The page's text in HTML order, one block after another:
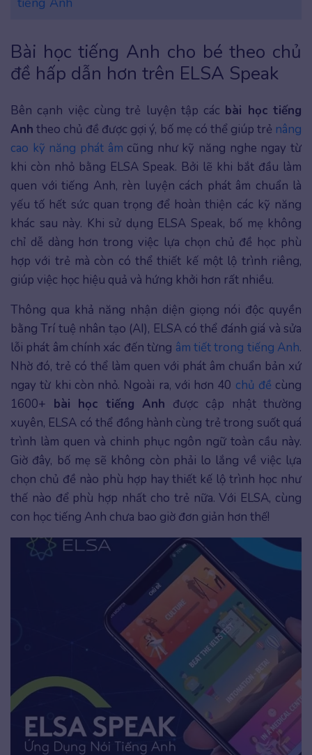
Bài học tiếng Anh cho bé theo chủ
đề hấp dẫn hơn trên ELSA Speak
Bên cạnh việc cùng trẻ luyện tập các bài học tiếng
Anh theo chủ đề được gợi ý, bố mẹ có thể giúp trẻ nâng
cao kỹ năng phát âm cũng như kỹ năng nghe ngay từ
khi còn nhỏ bằng ELSA Speak. Bởi lẽ khi bắt đầu làm
quen với tiếng Anh, rèn luyện cách phát âm chuẩn là
yếu tố hết sức quan trọng để hoàn thiện các kỹ năng
khác sau này. Khi sử dụng ELSA Speak, bố mẹ không
chỉ dễ dàng hơn trong việc lựa chọn chủ đề học phù
hợp với trẻ mà còn có thể thiết kế một lộ trình riêng,
giúp việc học hiệu quả và hứng khởi hơn rất nhiều.
Thông qua khả năng nhận diện giọng nói độc quyền
bằng Trí tuệ nhân tạo (AI), ELSA có thể đánh giá và sửa
lỗi phát âm chính xác đến từng âm tiết trong tiếng Anh.
Nhờ đó, trẻ có thể làm quen với phát âm chuẩn bản xứ
ngay từ khi còn nhỏ. Ngoài ra, với hơn 40 chủ đề cùng
1600+ bài học tiếng Anh được cập nhật thường
xuyên, ELSA có thể đồng hành cùng trẻ trong suốt quá
trình làm quen và chinh phục ngôn ngữ toàn cầu này.
Giờ đây, bố mẹ sẽ không còn phải lo lắng về việc lựa
chọn chủ đề nào phù hợp hay thiết kế lộ trình học như
thế nào để phù hợp nhất cho trẻ nữa. Với ELSA, cùng
con học tiếng Anh chưa bao giờ đơn giản hơn thế!